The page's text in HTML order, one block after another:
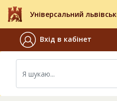
Універсальний
Вхід в кабінет